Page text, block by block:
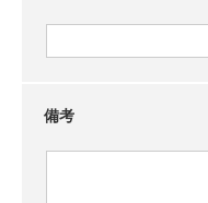
備考